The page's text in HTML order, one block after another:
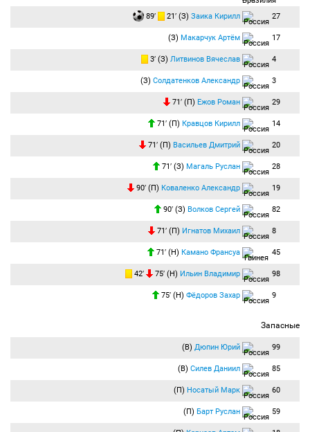
89′ 21′ (З) Заика Кирилл 27
(З) Макарчук Артём 17
3′ (З) Литвинов Вячеслав 4
(З) Солдатенков Александр 3
71′ (П) Ежов Роман 29
71′ (П) Кравцов Кирилл 14
71′ (П) Васильев Дмитрий 20
71′ (З) Магаль Руслан 28
90′ (П) Коваленко Александр 19
90′ (З) Волков Сергей 82
71′ (П) Игнатов Михаил 8
71′ (Н) Камано Франсуа 45
42′ 75′ (Н) Ильин Владимир 98
75′ (Н) Фёдоров Захар 9
Запасные
(В) Дюпин Юрий 99
(В) Силев Даниил 85
(П) Носатый Марк 60
(П) Барт Руслан 59